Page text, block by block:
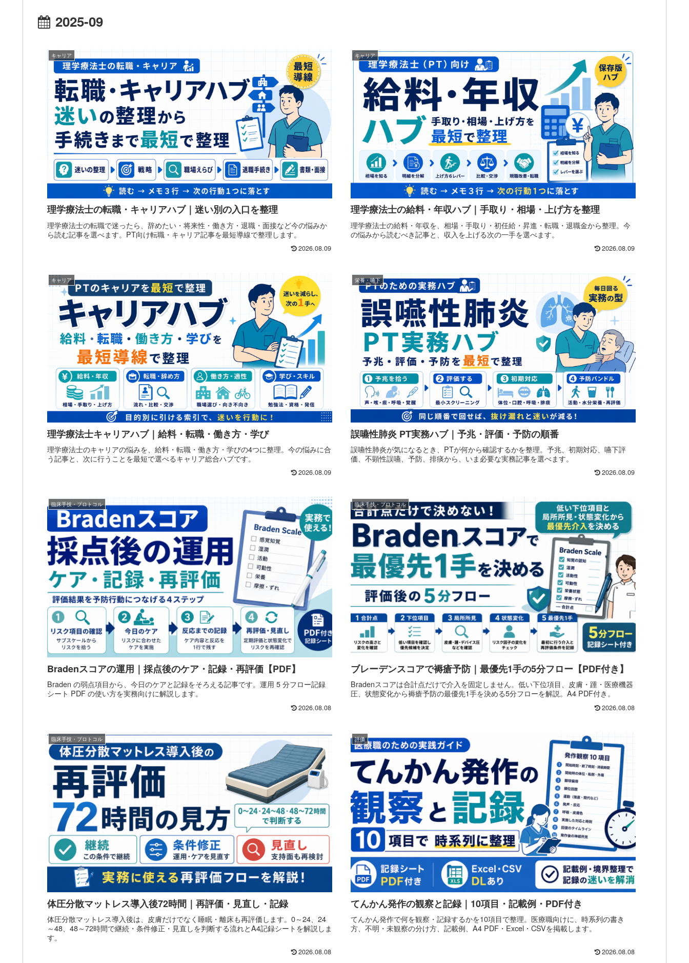
2025-09
キャリア
理学療法士の転職・キャリアハブ｜迷い別の入口を整理
理学療法士の転職で迷ったら、辞めたい・将来性・働き方・退職・面接など今の悩みか
ら読む記事を選べます。PT向け転職・キャリア記事を最短導線で整理します。
2026.08.09
キャリア
理学療法士の給料・年収ハブ｜手取り・相場・上げ方を整理
理学療法士の給料・年収を、相場・手取り・初任給・昇進・転職・退職金から整理。今
の悩みから読むべき記事と、収入を上げる次の一手を選べます。
2026.08.09
キャリア
理学療法士キャリアハブ｜給料・転職・働き方・学び
理学療法士のキャリアの悩みを、給料・転職・働き方・学びの4つに整理。今の悩みに合
う記事と、次に行うことを最短で選べるキャリア総合ハブです。
2026.08.09
栄養・嚥下
誤嚥性肺炎 PT実務ハブ｜予兆・評価・予防の順番
誤嚥性肺炎が気になるとき、PTが何から確認するかを整理。予兆、初期対応、嚥下評
価、不顕性誤嚥、予防、排痰から、いま必要な実務記事を選べます。
2026.08.09
臨床手技・プロトコル
Bradenスコアの運用｜採点後のケア・記録・再評価【PDF】
Braden の弱点項目から、今日のケアと記録をそろえる記事です。運用 5 分フロー記録
シート PDF の使い方を実務向けに解説します。
2026.08.08
臨床手技・プロトコル
ブレーデンスコアで褥瘡予防｜最優先1手の5分フロー【PDF付き】
Bradenスコアは合計点だけで介入を固定しません。低い下位項目、皮膚・踵・医療機器
圧、状態変化から褥瘡予防の最優先1手を決める5分フローを解説。A4 PDF付き。
2026.08.08
臨床手技・プロトコル
体圧分散マットレス導入後72時間｜再評価・見直し・記録
体圧分散マットレス導入後は、皮膚だけでなく睡眠・離床も再評価します。0～24、24
～48、48～72時間で継続・条件修正・見直しを判断する流れとA4記録シートを解説しま
す。
2026.08.08
評価
てんかん発作の観察と記録｜10項目・記載例・PDF付き
てんかん発作で何を観察・記録するかを10項目で整理。医療職向けに、時系列の書き
方、不明・未観察の分け方、記載例、A4 PDF・Excel・CSVを掲載します。
2026.08.08